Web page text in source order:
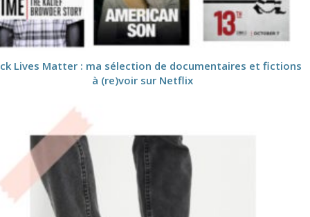
Lives Matter : ma sélection de documentaires et fictions
à (re)voir sur Netflix